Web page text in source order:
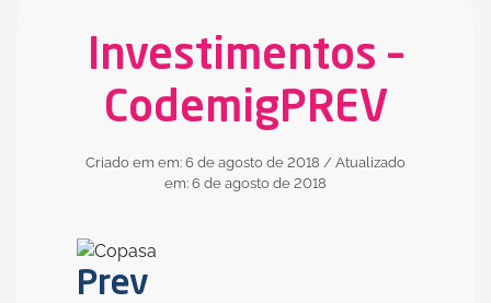
Investimentos –
CodemigPREV
Criado em em: 6 de agosto de 2018 / Atualizado
em: 6 de agosto de 2018
Prev